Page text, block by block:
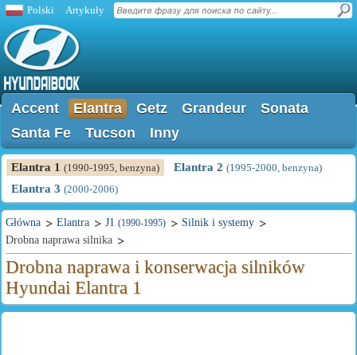
Polski Artykuły
Accent Elantra Getz Grandeur
Sonata
Santa Fe
Tucson Inny
Elantra 1 (1990-1995, benzyna) Elantra 2 (1995-2000, benzyna)
Elantra 3 (2000-2006)
Główna Elantra J1 (1990-1995)
Silnik i systemy
Drobna naprawa silnika
Drobna naprawa i konserwacja silników
Hyundai Elantra 1